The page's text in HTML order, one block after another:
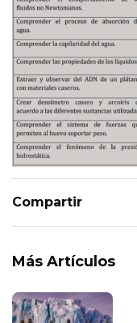
Más Artículos